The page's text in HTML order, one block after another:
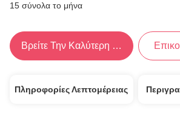
15 σύνολα το μήνα
Βρείτε Την Καλύτερη Τιμή
Πληροφορίες Λεπτομέρειας